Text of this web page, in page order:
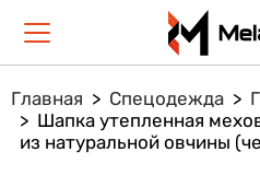
Главная Спецодежда
Шапка утепленная
из натуральной овчины